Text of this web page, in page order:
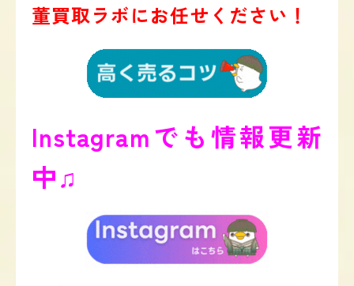
董買取ラボにお任せください！
Instagramでも情報更新
中♫